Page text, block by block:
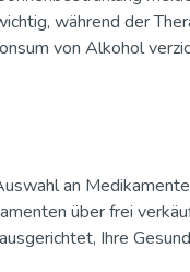
während der
von Alkohol
an
über frei
Ihre